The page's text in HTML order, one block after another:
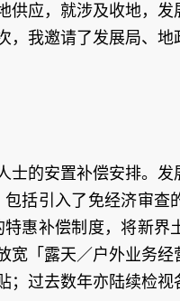
应，就涉及收地，
我邀请了发展局、
的安置补偿安排。
括引入了免经济审查
惠补偿制度，将新界
「露天／户外业务
过去数年亦陆续检